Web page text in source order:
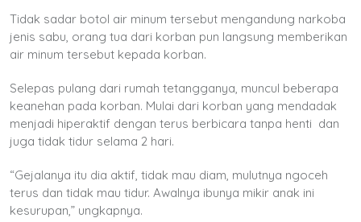
Tidak sadar botol air minum tersebut mengandung narkoba
jenis sabu, orang tua dari korban pun langsung memberikan
air minum tersebut kepada korban.
Selepas pulang dari rumah tetangganya, muncul beberapa
keanehan pada korban. Mulai dari korban yang mendadak
menjadi hiperaktif dengan terus berbicara tanpa henti dan
juga tidak tidur selama 2 hari.
“Gejalanya itu dia aktif, tidak mau diam, mulutnya ngoceh
terus dan tidak mau tidur. Awalnya ibunya mikir anak ini
kesurupan,” ungkapnya.